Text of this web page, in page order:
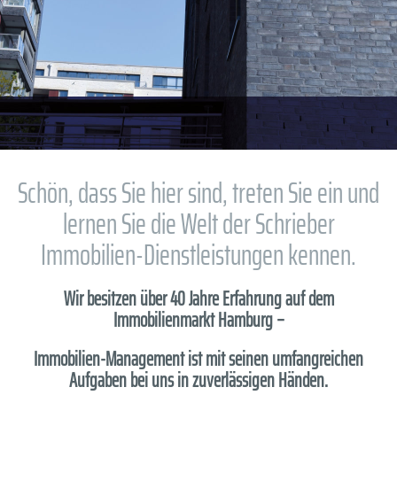
Schön, dass Sie hier sind, treten Sie ein und
lernen Sie die Welt der Schrieber
Immobilien-Dienstleistungen kennen.
Wir besitzen über 40 Jahre Erfahrung auf dem
Immobilienmarkt Hamburg –
Immobilien-Management ist mit seinen umfangreichen
Aufgaben bei uns in zuverlässigen Händen.